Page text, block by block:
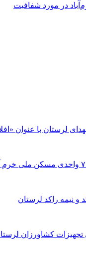
در مورد شفافیت
لرستان با عنوان
نیمه راکد لرستان